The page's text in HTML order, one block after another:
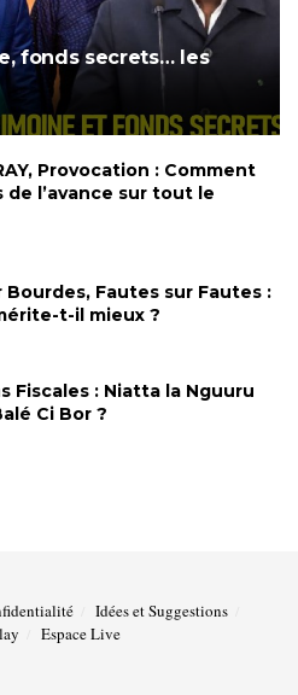
fonds secrets… les
Provocation : Comment
de l’avance sur tout le
Bourdes, Fautes sur Fautes :
t-il mieux ?
Fiscales : Niatta la Nguuru
Ci Bor ?
Idées et Suggestions
Espace Live